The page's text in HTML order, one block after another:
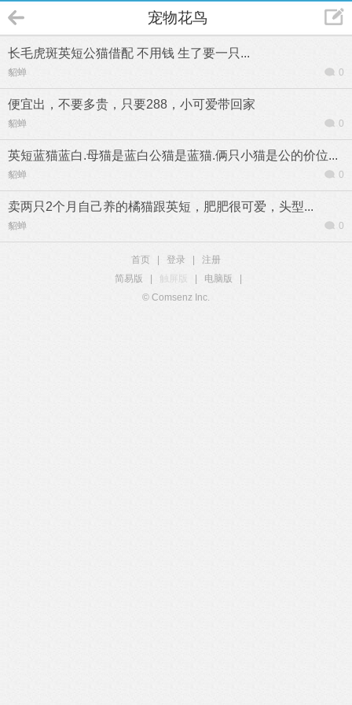
宠物花鸟
长毛虎斑英短公猫借配 不用钱 生了要一只...
貂蝉 0
便宜出，不要多贵，只要288，小可爱带回家
貂蝉 0
英短蓝猫蓝白.母猫是蓝白公猫是蓝猫.俩只小猫是公的价位...
貂蝉 0
卖两只2个月自己养的橘猫跟英短，肥肥很可爱，头型...
貂蝉 0
首页 登录
注册
简易版
触屏版 电脑版
© Comsenz Inc.